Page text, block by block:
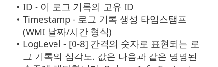
• ID - 이 로그 기록의 고유 ID
• Timestamp - 로그 기록 생성 타임스탬프
(WMI 날짜/시간 형식)
• LogLevel - [0-8] 간격의 숫자로 표현되는 로
그 기록의 심각도. 값은 다음과 같은 명명된